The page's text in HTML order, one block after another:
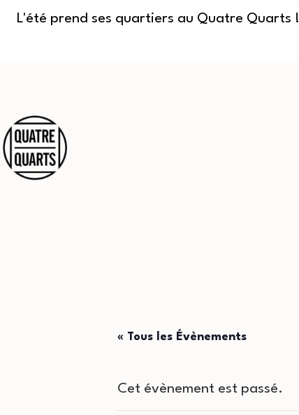
L'été prend ses quartiers au Quatre Quarts
contenu
« Tous les Évènements
Cet évènement est passé.